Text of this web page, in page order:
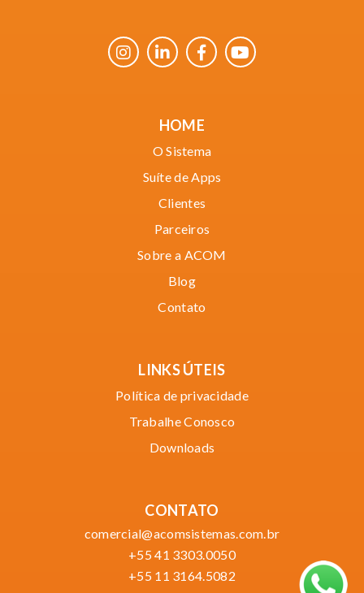
HOME
O Sistema
Suíte de Apps
Clientes
Parceiros
Sobre a ACOM
Blog
Contato
LINKS ÚTEIS
Política de privacidade
Trabalhe Conosco
Downloads
CONTATO
comercial@acomsistemas.com.br
+55 41 3303.0050
+55 11 3164.5082